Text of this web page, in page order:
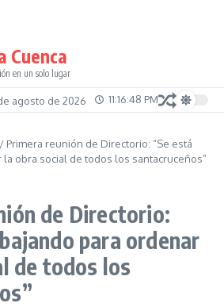
Cuenca
en un solo lugar
agosto de 2026 11:16:48 PM
/ Primera reunión de Directorio: “Se está
obra social de todos los santacruceños”
de Directorio:
para ordenar
de todos los